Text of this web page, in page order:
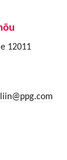
12011